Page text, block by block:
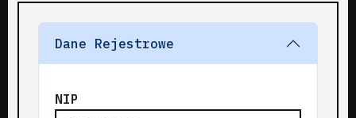
Dane Rejestrowe
NIP